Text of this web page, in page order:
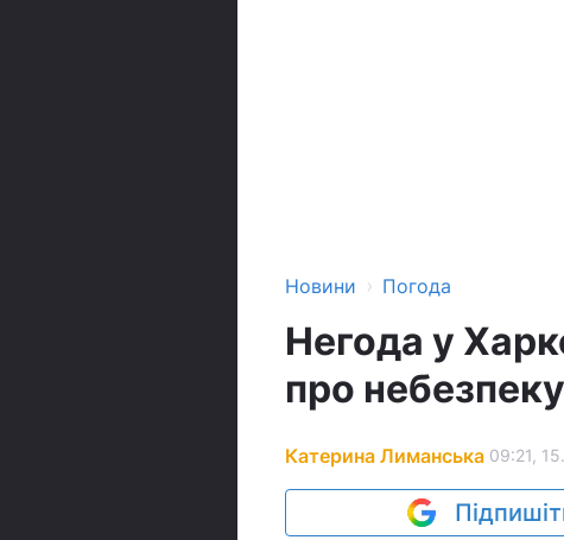
Новини › Погода
Негода у
про
Катерина Лиманська 09:21,